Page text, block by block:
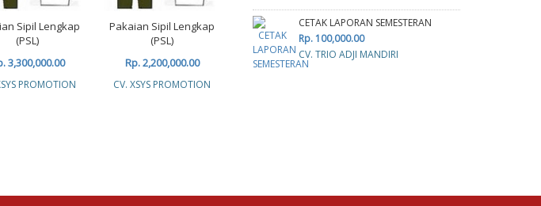
Sipil Lengkap
(PSL)
3,300,000.00
PROMOTION
Pakaian Sipil Lengkap
(PSL)
Rp. 2,200,000.00
CV. XSYS PROMOTION
Baju PDH
Rp. 2,200,000.00
Baju PDH
Rp. 1,320,000.00
CETAK LAPORAN SEMESTERAN
Rp. 100,000.00
CV. TRIO ADJI MANDIRI